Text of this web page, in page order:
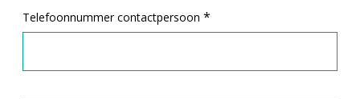
Telefoonnummer contactpersoon *